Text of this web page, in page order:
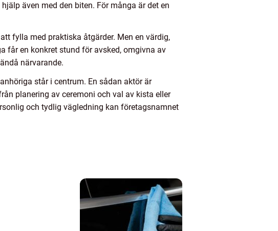
även med den biten. För många är det en
fylla med praktiska åtgärder. Men en värdig,
får en konkret stund för avsked, omgivna av
närvarande.
står i centrum. En sådan aktör är
planering av ceremoni och val av kista eller
och tydlig vägledning kan företagsnamnet